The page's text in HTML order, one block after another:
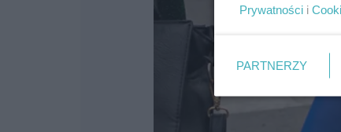
Prywatności i
PARTNERZY